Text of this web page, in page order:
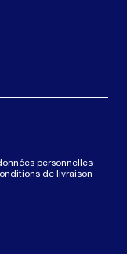
personnelles
de livraison